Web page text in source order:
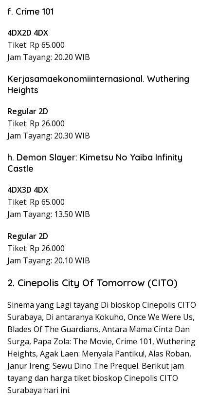
f. Crime 101
4DX2D 4DX
Tiket: Rp 65.000
Jam Tayang: 20.20 WIB
Kerjasamaekonomiinternasional. Wuthering
Heights
Regular 2D
Tiket: Rp 26.000
Jam Tayang: 20.30 WIB
h. Demon Slayer: Kimetsu No Yaiba Infinity
Castle
4DX3D 4DX
Tiket: Rp 65.000
Jam Tayang: 13.50 WIB
Regular 2D
Tiket: Rp 26.000
Jam Tayang: 20.10 WIB
2. Cinepolis City Of Tomorrow (CITO)
Sinema yang Lagi tayang Di bioskop Cinepolis CITO
Surabaya, Di antaranya Kokuho, Once We Were Us,
Blades Of The Guardians, Antara Mama Cinta Dan
Surga, Papa Zola: The Movie, Crime 101, Wuthering
Heights, Agak Laen: Menyala Pantiku!, Alas Roban,
Janur Ireng: Sewu Dino The Prequel. Berikut jam
tayang dan harga tiket bioskop Cinepolis CITO
Surabaya hari ini.